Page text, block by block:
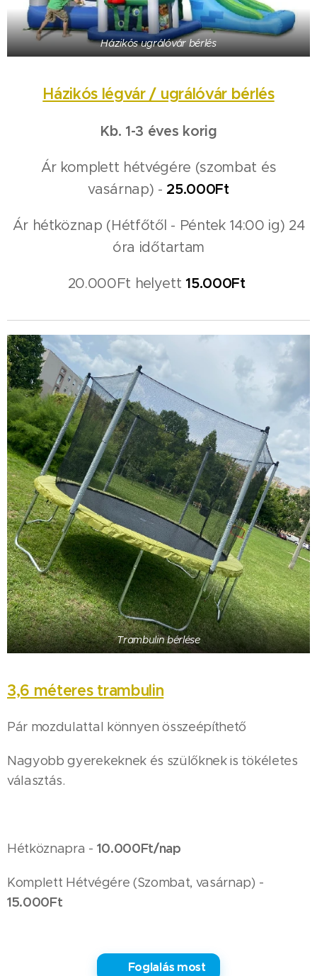
Házikós ugrálóvár bérlés
Házikós légvár / ugrálóvár bérlés
Kb. 1-3 éves korig
Ár komplett hétvégére (szombat és
vasárnap) - 25.000Ft
Ár hétköznap (Hétfőtől - Péntek 14:00 ig) 24
óra időtartam
20.000Ft helyett15.000Ft
Trambulin bérlése
3,6 méteres trambulin
Pár mozdulattal könnyen összeépíthető
Nagyobb gyerekeknek és szülőknek is tökéletes
választás.
Hétköznapra - 10.000Ft/nap
Komplett Hétvégére (Szombat, vasárnap) -
15.000Ft
✅ Foglalás most